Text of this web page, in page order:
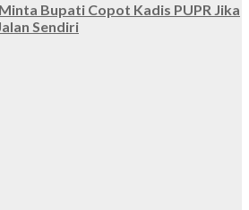
Bupati Copot Kadis PUPR Jika
Sendiri